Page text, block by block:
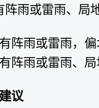
阵雨或雷雨、局
阵雨或雷雨，
阵雨或雷雨、
议